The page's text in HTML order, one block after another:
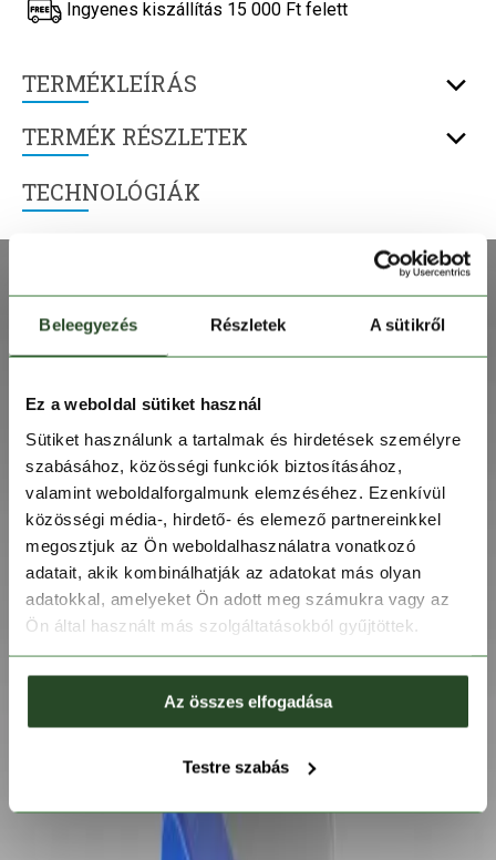
Beleegyezés Részletek A sütikről
Ez a weboldal sütiket használ
Sütiket használunk a tartalmak és hirdetések személyre
szabásához, közösségi funkciók biztosításához,
valamint weboldalforgalmunk elemzéséhez. Ezenkívül
közösségi média-, hirdető- és elemező partnereinkkel
megosztjuk az Ön weboldalhasználatra vonatkozó
adatait, akik kombinálhatják az adatokat más olyan
adatokkal, amelyeket Ön adott meg számukra vagy az
Ön által használt más szolgáltatásokból gyűjtöttek.
Az összes elfogadása
Testre szabás
TERMÉKLEÍRÁS
TERMÉK RÉSZLETEK
TECHNOLÓGIÁK
Ingyenes kiszállítás 15 000 Ft felett